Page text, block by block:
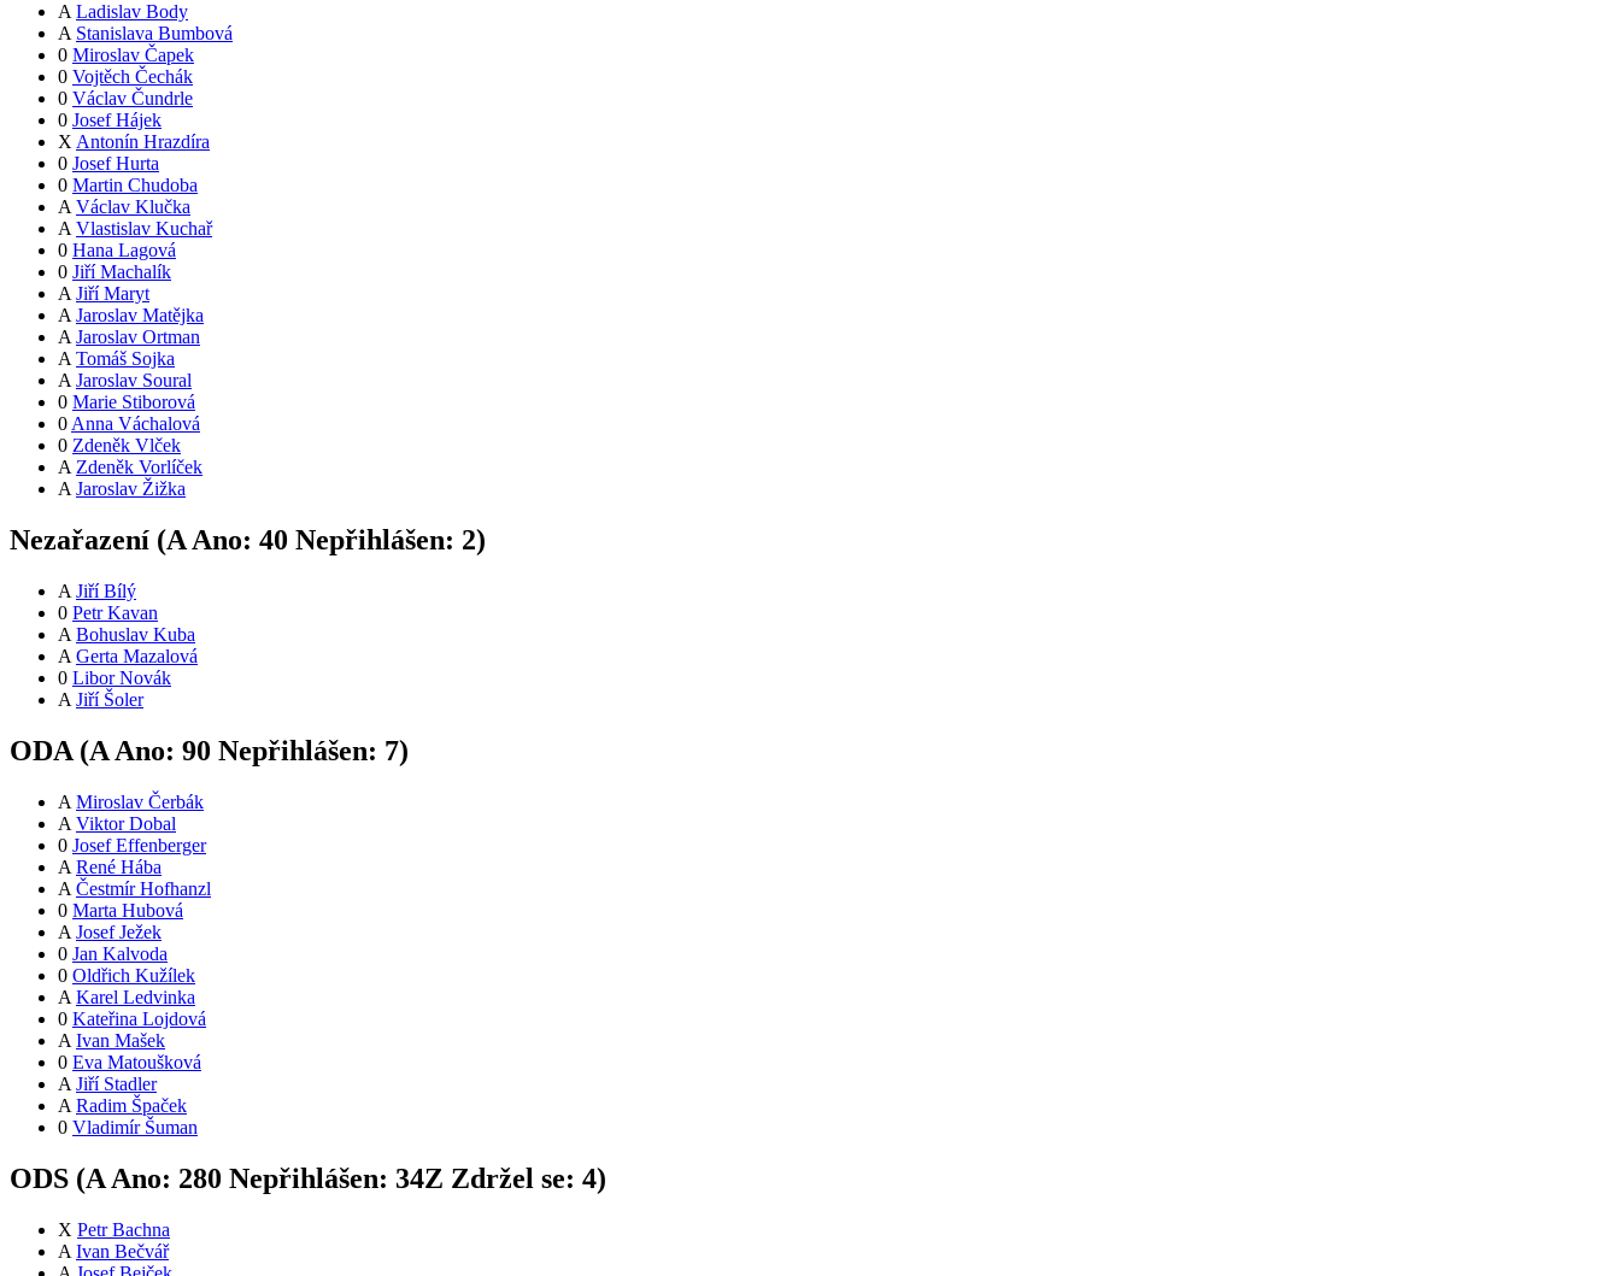
A Ladislav Body
A Stanislava Bumbová
0 Miroslav Čapek
0 Vojtěch Čechák
0 Václav Čundrle
0 Josef Hájek
XAntonín Hrazdíra
0 Josef Hurta
0 Martin Chudoba
A Václav Klučka
A Vlastislav Kuchař
0 Hana Lagová
0 Jiří Machalík
A Jiří Maryt
A Jaroslav Matějka
A Jaroslav Ortman
A Tomáš Sojka
A Jaroslav Soural
0 Marie Stiborová
0Anna Váchalová
0 Zdeněk Vlček
A Zdeněk Vorlíček
A Jaroslav Žižka
Nezařazení (AAno: 40 Nepřihlášen: 2)
A Jiří Bílý
0 Petr Kavan
A Bohuslav Kuba
A Gerta Mazalová
0 Libor Novák
A Jiří Šoler
ODA (A Ano: 90 Nepřihlášen: 7)
A Miroslav Čerbák
A Viktor Dobal
0 Josef Effenberger
A René Hába
A Čestmír Hofhanzl
0 Marta Hubová
A Josef Ježek
0 Jan Kalvoda
0 Oldřich Kužílek
A Karel Ledvinka
0 Kateřina Lojdová
A Ivan Mašek
0 Eva Matoušková
A Jiří Stadler
A Radim Špaček
0 Vladimír Šuman
ODS (A Ano: 280 Nepřihlášen: 34Z Zdržel se: 4)
X Petr Bachna
A Ivan Bečvář